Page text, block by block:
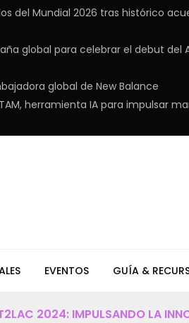
del Mundial 2026 tras histórico
global para celebrar el debut del
global de New Balance
herramienta IA para impulsar
EVENTOS GUÍA &
2024: IMPULSANDO LA